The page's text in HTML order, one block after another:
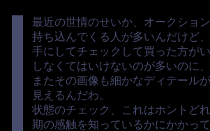
最近の世情のせいか、オークショ
持ち込んでくる人が多いんだけど
手にしてチェックして買った方が
しなくてはいけないのが多いのに
またその画像も細かなディテール
見えるんだわ。
状態のチェック、これはホントど
期の感触を知っているかにかかっ